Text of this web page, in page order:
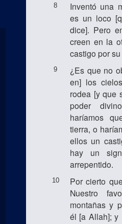
8
Inventó una
es un loco
dice]. Pero
creen en la
castigo por
9
¿Es que no
en] los
rodea [y que
poder
haríamos
tierra, o
ellos un
hay un
arrepentido.
10
Por cierto
Nuestro
montañas y
él [a Allah]; y